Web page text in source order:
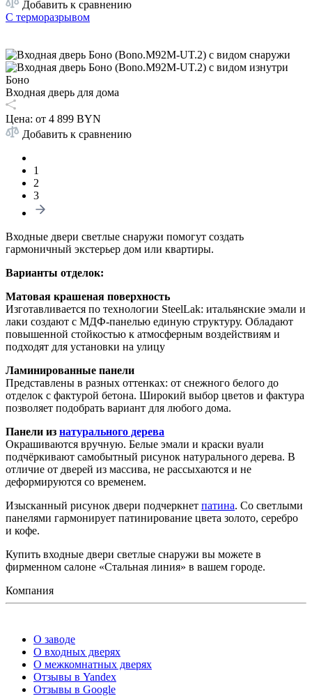
Добавить к сравнению
С терморазрывом
Боно
Входная дверь для дома
Цена: от 4 899 BYN
Добавить к сравнению
1
2
3
Входные двери светлые снаружи помогут создать
гармоничный экстерьер дом или квартиры.
Варианты отделок:
Матовая крашеная поверхность
Изготавливается по технологии SteelLak: итальянские эмали и
лаки создают с МДФ-панелью единую структуру. Обладают
повышенной стойкостью к атмосферным воздействиям и
подходят для установки на улицу
Ламинированные панели
Представлены в разных оттенках: от снежного белого до
отделок с фактурой бетона. Широкий выбор цветов и фактура
позволяет подобрать вариант для любого дома.
Панели из натурального дерева
Окрашиваются вручную. Белые эмали и краски вуали
подчёркивают самобытный рисунок натурального дерева. В
отличие от дверей из массива, не рассыхаются и не
деформируются со временем.
Изысканный рисунок двери подчеркнет патина. Со светлыми
панелями гармонирует патинирование цвета золото, серебро
и кофе.
Купить входные двери светлые снаружи вы можете в
фирменном салоне «Стальная линия» в вашем городе.
Компания
О заводе
О входных дверях
О межкомнатных дверях
Отзывы в Yandex
Отзывы в Google